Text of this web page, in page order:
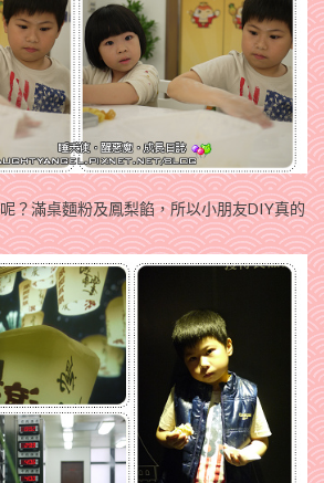
？滿桌麵粉及鳳梨餡，所以小朋友DIY真的